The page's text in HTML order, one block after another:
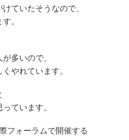
ていたそうなので、
。
多いので、
やれています。
ています。
フォーラムで開催する